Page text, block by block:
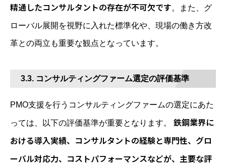
精通したコンサルタントの存在が不可欠です。また、グ
ローバル展開を視野に入れた標準化や、現場の働き方改
革との両立も重要な観点となっています。
3.3. コンサルティングファーム選定の評価基準
PMO支援を行うコンサルティングファームの選定にあた
っては、以下の評価基準が重要となります。 鉄鋼業界に
おける導入実績、コンサルタントの経験と専門性、グロ
ーバル対応力、コストパフォーマンスなどが、主要な評